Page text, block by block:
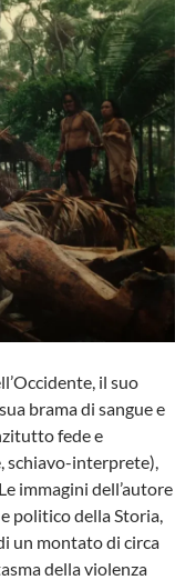
il suo
brama di sangue e
fede e
schiavo-interprete),
immagini dell’autore
politico della Storia,
un montato di circa
della violenza